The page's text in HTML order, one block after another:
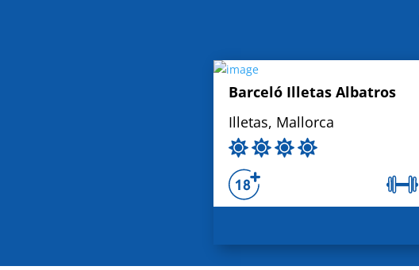
Barceló Illetas Albatros
Illetas, Mallorca